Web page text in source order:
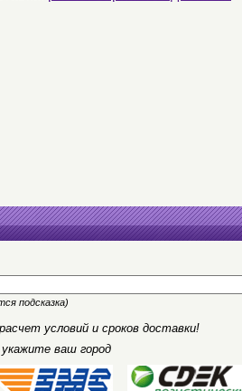
подсказка)
условий и сроков доставки!
ваш город